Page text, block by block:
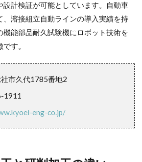
設計検証が可能としています。自動車
、溶接組立自動ラインの導入実績を持
機能部品耐久試験機にロボット技術を
す。
市久代1785番地2
1911
eng-co.jp/